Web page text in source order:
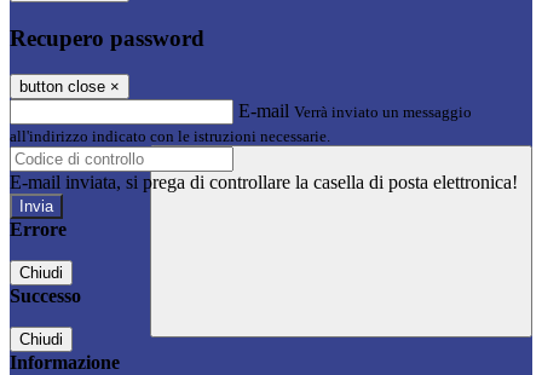
Recupero password
button close ×
E-mail Verrà inviato un messaggio
all'indirizzo indicato con le istruzioni necessarie.
E-mail inviata, si prega di controllare la casella di posta elettronica!
Errore
Chiudi
Successo
Chiudi
Informazione